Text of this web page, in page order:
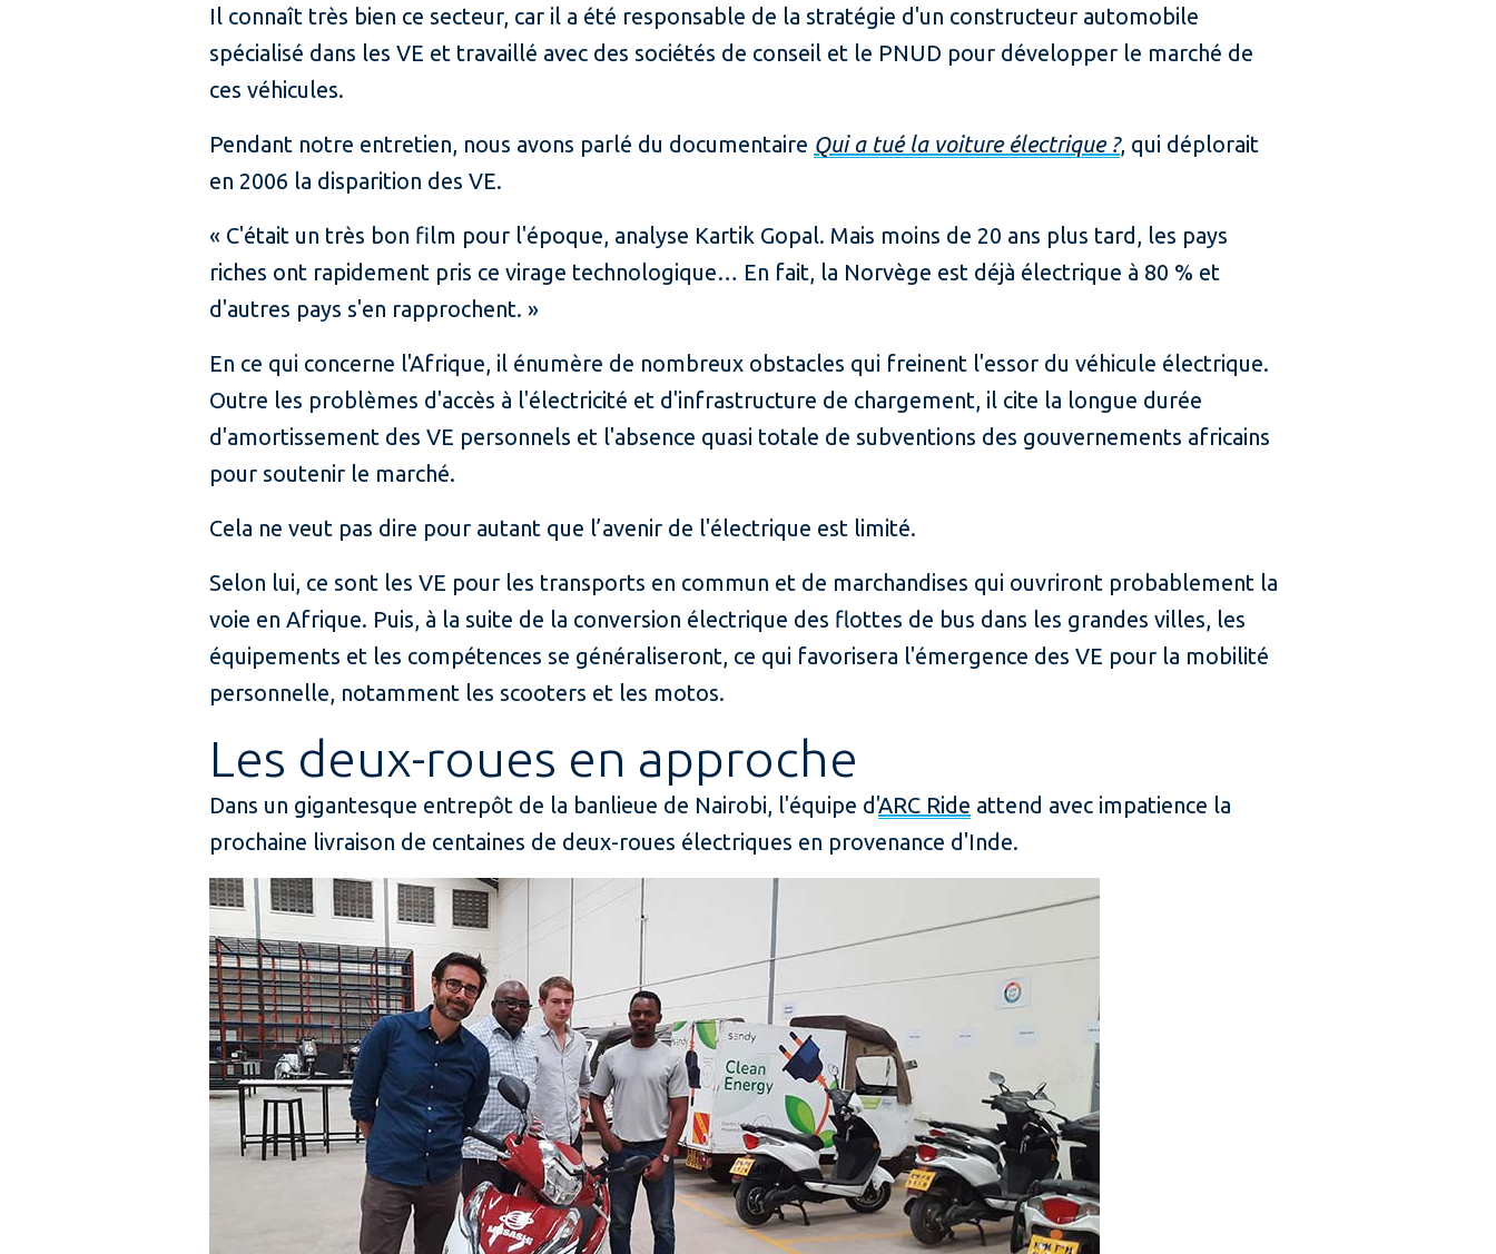
Il connaît très bien ce secteur, car il a été responsable de la stratégie d'un constructeur automobile
spécialisé dans les VE et travaillé avec des sociétés de conseil et le PNUD pour développer le marché de
ces véhicules.
Pendant notre entretien, nous avons parlé du documentaire Qui a tué la voiture électrique ?, qui déplorait
en 2006 la disparition des VE.
« C'était un très bon film pour l'époque, analyse Kartik Gopal. Mais moins de 20 ans plus tard, les pays
riches ont rapidement pris ce virage technologique… En fait, la Norvège est déjà électrique à 80 % et
d'autres pays s'en rapprochent. »
En ce qui concerne l'Afrique, il énumère de nombreux obstacles qui freinent l'essor du véhicule électrique.
Outre les problèmes d'accès à l'électricité et d'infrastructure de chargement, il cite la longue durée
d'amortissement des VE personnels et l'absence quasi totale de subventions des gouvernements africains
pour soutenir le marché.
Cela ne veut pas dire pour autant que l’avenir de l'électrique est limité.
Selon lui, ce sont les VE pour les transports en commun et de marchandises qui ouvriront probablement la
voie en Afrique. Puis, à la suite de la conversion électrique des flottes de bus dans les grandes villes, les
équipements et les compétences se généraliseront, ce qui favorisera l'émergence des VE pour la mobilité
personnelle, notamment les scooters et les motos.
Les deux-roues en approche
Dans un gigantesque entrepôt de la banlieue de Nairobi, l'équipe d'ARC Ride attend avec impatience la
prochaine livraison de centaines de deux-roues électriques en provenance d'Inde.